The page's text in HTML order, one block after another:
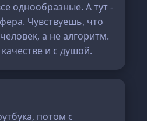
однообразные. А тут -
Чувствуешь, что
а не алгоритм.
и с душой.
потом с